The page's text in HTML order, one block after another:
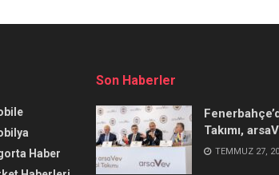
Haber
Son Haberler
Takımı,
TEMMUZ 27,